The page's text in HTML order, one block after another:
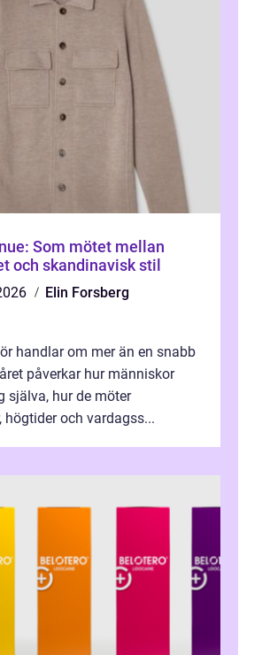
Som mötet mellan
och skandinavisk stil
Elin Forsberg
handlar om mer än en snabb
påverkar hur människor
själva, hur de möter
högtider och vardagss...